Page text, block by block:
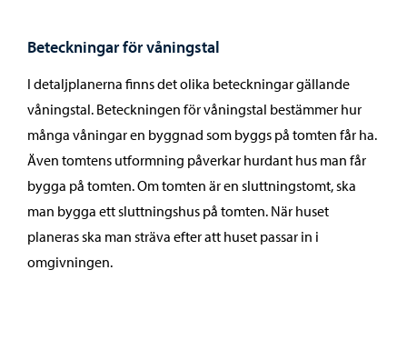
Beteckningar för våningstal
I detaljplanerna finns det olika beteckningar gällande
våningstal. Beteckningen för våningstal bestämmer hur
många våningar en byggnad som byggs på tomten får ha.
Även tomtens utformning påverkar hurdant hus man får
bygga på tomten. Om tomten är en sluttningstomt, ska
man bygga ett sluttningshus på tomten. När huset
planeras ska man sträva efter att huset passar in i
omgivningen.